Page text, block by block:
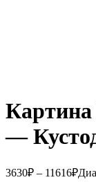
—
3630₽ – 11616₽